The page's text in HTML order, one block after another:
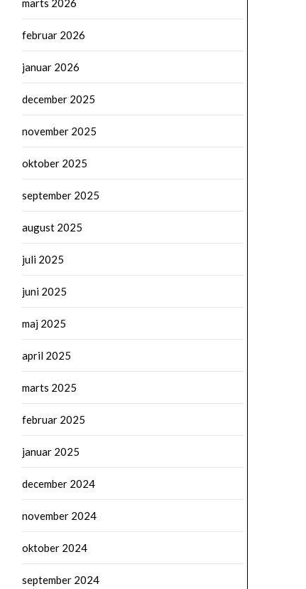
marts 2026
februar 2026
januar 2026
december 2025
november 2025
oktober 2025
september 2025
august 2025
juli 2025
juni 2025
maj 2025
april 2025
marts 2025
februar 2025
januar 2025
december 2024
november 2024
oktober 2024
september 2024